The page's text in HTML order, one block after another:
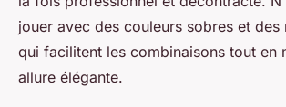
jouer avec des couleurs sobres et
qui facilitent les combinaisons tout en
allure élégante.